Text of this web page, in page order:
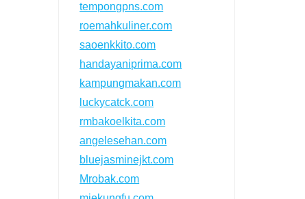
tempongpns.com
roemahkuliner.com
saoenkkito.com
handayaniprima.com
kampungmakan.com
luckycatck.com
rmbakoelkita.com
angelesehan.com
bluejasminejkt.com
Mrobak.com